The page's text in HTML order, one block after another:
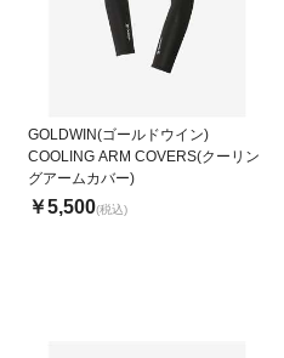
GOLDWIN(ゴールドウイン)
COOLING ARM COVERS(クーリン
グアームカバー)
￥5,500(税込)